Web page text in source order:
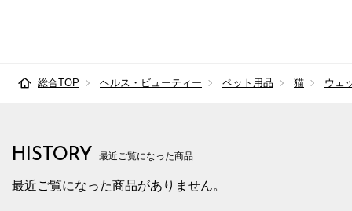
総合TOP ヘルス・ビューティー ペット用品 猫 ウェ
HISTORY 最近ご覧になった商品
最近ご覧になった商品がありません。